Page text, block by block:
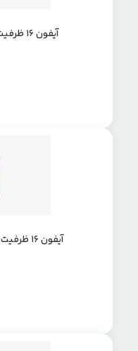
آیفون 16 ظرفیت 128 گیگ – رنگ مشکی
آیفون 16 ظرفیت 128 گیگ – رنگ آبی روشن